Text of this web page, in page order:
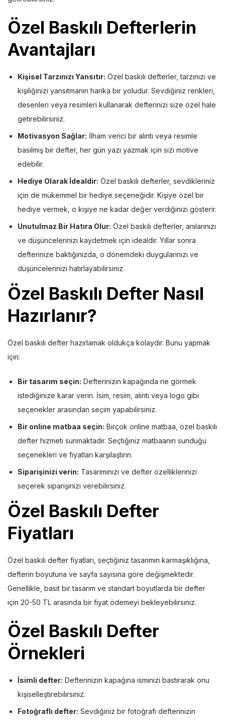
Özel Baskılı Defterlerin
Avantajları
Kişisel Tarzınızı Yansıtır: Özel baskılı defterler, tarzınızı ve
kişiliğinizi yansıtmanın harika bir yoludur. Sevdiğiniz renkleri,
desenleri veya resimleri kullanarak defterinizi size özel hale
getirebilirsiniz.
Motivasyon Sağlar: İlham verici bir alıntı veya resimle
basılmış bir defter, her gün yazı yazmak için sizi motive
edebilir.
Hediye Olarak İdealdir: Özel baskılı defterler, sevdikleriniz
için de mükemmel bir hediye seçeneğidir. Kişiye özel bir
hediye vermek, o kişiye ne kadar değer verdiğinizi gösterir.
Unutulmaz Bir Hatıra Olur: Özel baskılı defterler, anılarınızı
ve düşüncelerinizi kaydetmek için idealdir. Yıllar sonra
defterinize baktığınızda, o dönemdeki duygularınızı ve
düşüncelerinizi hatırlayabilirsiniz.
Özel Baskılı Defter Nasıl
Hazırlanır?
Özel baskılı defter hazırlamak oldukça kolaydır. Bunu yapmak
için:
Bir tasarım seçin: Defterinizin kapağında ne görmek
istediğinize karar verin. İsim, resim, alıntı veya logo gibi
seçenekler arasından seçim yapabilirsiniz.
Bir online matbaa seçin: Birçok online matbaa, özel baskılı
defter hizmeti sunmaktadır. Seçtiğiniz matbaanın sunduğu
seçenekleri ve fiyatları karşılaştırın.
Siparişinizi verin: Tasarımınızı ve defter özelliklerinizi
seçerek siparişinizi verebilirsiniz.
Özel Baskılı Defter
Fiyatları
Özel baskılı defter fiyatları, seçtiğiniz tasarımın karmaşıklığına,
defterin boyutuna ve sayfa sayısına göre değişmektedir.
Genellikle, basit bir tasarım ve standart boyutlarda bir defter
için 20-50 TL arasında bir fiyat ödemeyi bekleyebilirsiniz.
Özel Baskılı Defter
Örnekleri
İsimli defter: Defterinizin kapağına isminizi bastırarak onu
kişiselleştirebilirsiniz.
Fotoğraflı defter: Sevdiğiniz bir fotoğrafı defterinizin